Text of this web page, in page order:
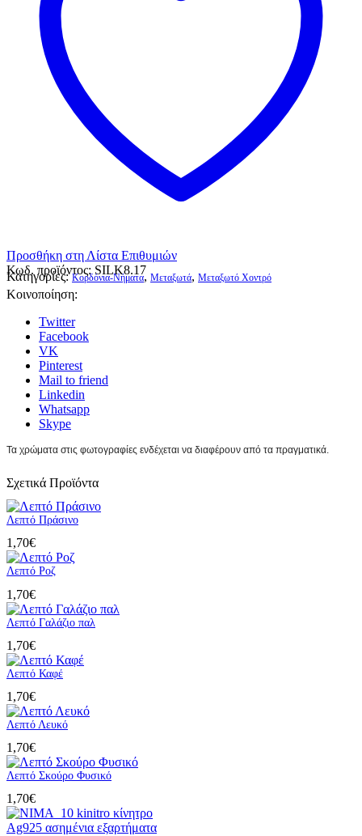
Προσθήκη στη Λίστα Επιθυμιών
Κωδ. προϊόντος: SILK8.17
Κατηγορίες:Κορδόνια-Νήματα, Μεταξωτά, Μεταξωτό Χοντρό
Κοινοποίηση:
Twitter
Facebook
VK
Pinterest
Mail to friend
Linkedin
Whatsapp
Skype
Τα χρώματα στις φωτογραφίες ενδέχεται να διαφέρουν από τα πραγματικά.
Σχετικά Προϊόντα
Λεπτό Πράσινο
1,70€
Λεπτό Ροζ
1,70€
Λεπτό Γαλάζιο παλ
1,70€
Λεπτό Καφέ
1,70€
Λεπτό Λευκό
1,70€
Λεπτό Σκούρο Φυσικό
1,70€